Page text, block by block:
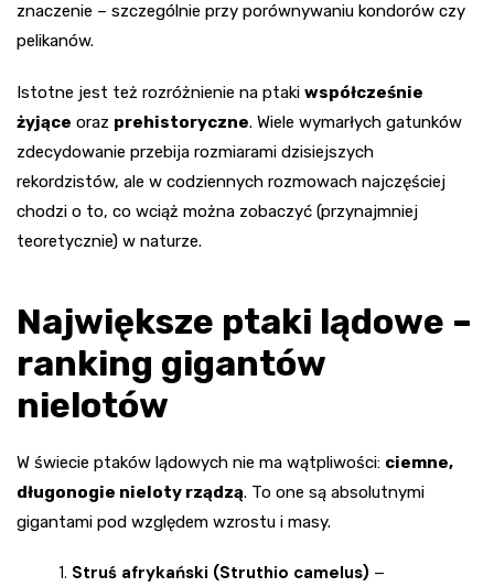
znaczenie – szczególnie przy porównywaniu kondorów czy
pelikanów.
Istotne jest też rozróżnienie na ptaki współcześnie
żyjące oraz prehistoryczne. Wiele wymarłych gatunków
zdecydowanie przebija rozmiarami dzisiejszych
rekordzistów, ale w codziennych rozmowach najczęściej
chodzi o to, co wciąż można zobaczyć (przynajmniej
teoretycznie) w naturze.
Największe ptaki lądowe –
ranking gigantów
nielotów
W świecie ptaków lądowych nie ma wątpliwości: ciemne,
długonogie nieloty rządzą. To one są absolutnymi
gigantami pod względem wzrostu i masy.
Struś afrykański (Struthio camelus) –